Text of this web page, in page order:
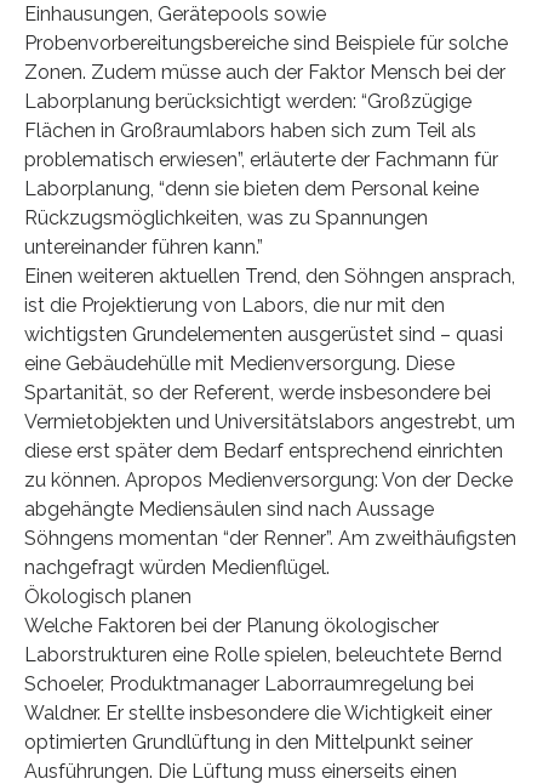
Einhausungen, Gerätepools sowie
Probenvorbereitungsbereiche sind Beispiele für solche
Zonen. Zudem müsse auch der Faktor Mensch bei der
Laborplanung berücksichtigt werden: “Großzügige
Flächen in Großraumlabors haben sich zum Teil als
problematisch erwiesen”, erläuterte der Fachmann für
Laborplanung, “denn sie bieten dem Personal keine
Rückzugsmöglichkeiten, was zu Spannungen
untereinander führen kann.”
Einen weiteren aktuellen Trend, den Söhngen ansprach,
ist die Projektierung von Labors, die nur mit den
wichtigsten Grundelementen ausgerüstet sind – quasi
eine Gebäudehülle mit Medienversorgung. Diese
Spartanität, so der Referent, werde insbesondere bei
Vermietobjekten und Universitätslabors angestrebt, um
diese erst später dem Bedarf entsprechend einrichten
zu können. Apropos Medienversorgung: Von der Decke
abgehängte Mediensäulen sind nach Aussage
Söhngens momentan “der Renner”. Am zweithäufigsten
nachgefragt würden Medienflügel.
Ökologisch planen
Welche Faktoren bei der Planung ökologischer
Laborstrukturen eine Rolle spielen, beleuchtete Bernd
Schoeler, Produktmanager Laborraumregelung bei
Waldner. Er stellte insbesondere die Wichtigkeit einer
optimierten Grundlüftung in den Mittelpunkt seiner
Ausführungen. Die Lüftung muss einerseits einen